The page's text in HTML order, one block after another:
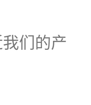
们的产